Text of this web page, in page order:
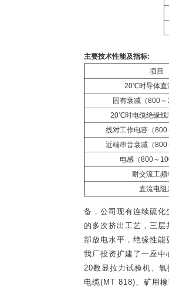
主要技术性能及指标:
项目
20℃时导体
固有衰减（800～
20℃时电缆绝缘
线对工作电容（800
近端串音衰减（800
电感（800～
耐交流工频
直流电阻
备，公司现有连续硫化
的多次挤出工艺，三
部放电水平，绝缘性
我厂投资扩建了一座中
20数显拉力试验机、
电缆(MT 818)、矿用